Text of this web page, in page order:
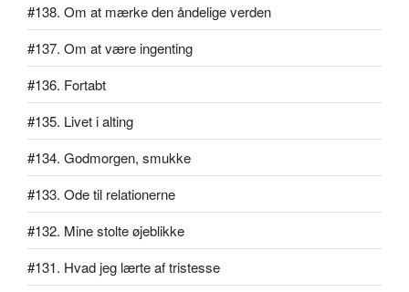
#138. Om at mærke den åndelige verden
#137. Om at være ingenting
#136. Fortabt
#135. Livet i alting
#134. Godmorgen, smukke
#133. Ode til relationerne
#132. Mine stolte øjeblikke
#131. Hvad jeg lærte af tristesse